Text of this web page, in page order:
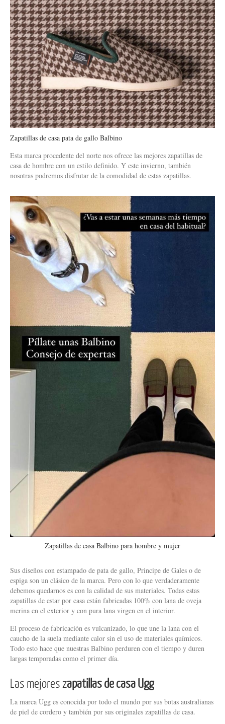
Zapatillas de casa pata de gallo Balbino
Esta marca procedente del norte nos ofrece las mejores zapatillas de
casa de hombre con un estilo definido. Y este invierno, también
nosotras podremos disfrutar de la comodidad de estas zapatillas.
Zapatillas de casa Balbino para hombre y mujer
Sus diseños con estampado de pata de gallo, Principe de Gales o de
espiga son un clásico de la marca. Pero con lo que verdaderamente
debemos quedarnos es con la calidad de sus materiales. Todas estas
zapatillas de estar por casa están fabricadas 100% con lana de oveja
merina en el exterior y con pura lana virgen en el interior.
El proceso de fabricación es vulcanizado, lo que une la lana con el
caucho de la suela mediante calor sin el uso de materiales químicos.
Todo esto hace que nuestras Balbino perduren con el tiempo y duren
largas temporadas como el primer día.
Las mejores zapatillas de casa Ugg
La marca Ugg es conocida por todo el mundo por sus botas australianas
de piel de cordero y también por sus originales zapatillas de casa.